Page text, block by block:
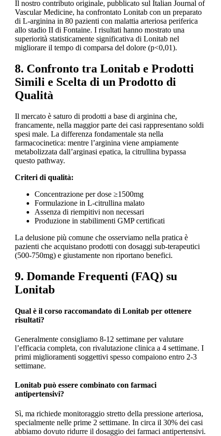
Il nostro contributo originale, pubblicato sul Italian Journal of
Vascular Medicine, ha confrontato Lonitab con un preparato
di L-arginina in 80 pazienti con malattia arteriosa periferica
allo stadio II di Fontaine. I risultati hanno mostrato una
superiorità statisticamente significativa di Lonitab nel
migliorare il tempo di comparsa del dolore (p<0,01).
8. Confronto tra Lonitab e Prodotti
Simili e Scelta di un Prodotto di
Qualità
Il mercato è saturo di prodotti a base di arginina che,
francamente, nella maggior parte dei casi rappresentano soldi
spesi male. La differenza fondamentale sta nella
farmacocinetica: mentre l’arginina viene ampiamente
metabolizzata dall’arginasi epatica, la citrullina bypassa
questo pathway.
Criteri di qualità:
Concentrazione per dose ≥1500mg
Formulazione in L-citrullina malato
Assenza di riempitivi non necessari
Produzione in stabilimenti GMP certificati
La delusione più comune che osserviamo nella pratica è
pazienti che acquistano prodotti con dosaggi sub-terapeutici
(500-750mg) e giustamente non riportano benefici.
9. Domande Frequenti (FAQ) su
Lonitab
Qual è il corso raccomandato di Lonitab per ottenere
risultati?
Generalmente consigliamo 8-12 settimane per valutare
l’efficacia completa, con rivalutazione clinica a 4 settimane. I
primi miglioramenti soggettivi spesso compaiono entro 2-3
settimane.
Lonitab può essere combinato con farmaci
antipertensivi?
Sì, ma richiede monitoraggio stretto della pressione arteriosa,
specialmente nelle prime 2 settimane. In circa il 30% dei casi
abbiamo dovuto ridurre il dosaggio dei farmaci antipertensivi.